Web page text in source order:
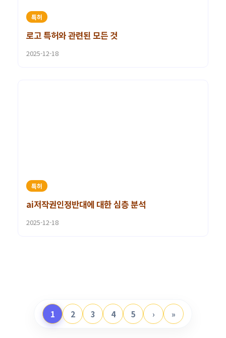
특허
로고 특허와 관련된 모든 것
2025-12-18
특허
ai저작권인정반대에 대한 심층 분석
2025-12-18
1 2 3 4 5 › »